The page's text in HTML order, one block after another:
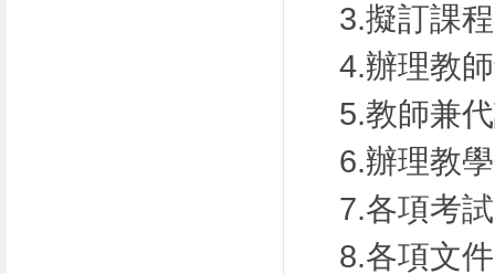
3.擬訂課
4.辦理教
5.教師兼
6.辦理教
7.各項考
8.各項文